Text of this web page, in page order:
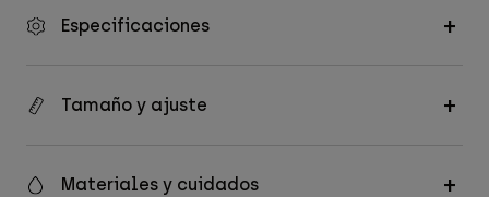
Especificaciones
Tamaño y ajuste
Materiales y cuidados